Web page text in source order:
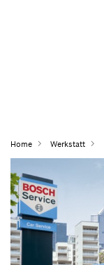
Home Werkstatt